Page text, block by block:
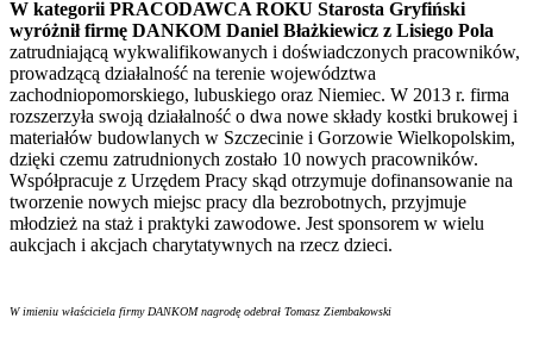
W kategorii PRACODAWCA ROKU Starosta Gryfiński
wyróżnił firmę DANKOM Daniel Błażkiewicz z Lisiego Pola
zatrudniającą wykwalifikowanych i doświadczonych pracowników,
prowadzącą działalność na terenie województwa
zachodniopomorskiego, lubuskiego oraz Niemiec. W 2013 r. firma
rozszerzyła swoją działalność o dwa nowe składy kostki brukowej i
materiałów budowlanych w Szczecinie i Gorzowie Wielkopolskim,
dzięki czemu zatrudnionych zostało 10 nowych pracowników.
Współpracuje z Urzędem Pracy skąd otrzymuje dofinansowanie na
tworzenie nowych miejsc pracy dla bezrobotnych, przyjmuje
młodzież na staż i praktyki zawodowe. Jest sponsorem w wielu
aukcjach i akcjach charytatywnych na rzecz dzieci.
W imieniu właściciela firmy DANKOM nagrodę odebrał Tomasz Ziembakowski